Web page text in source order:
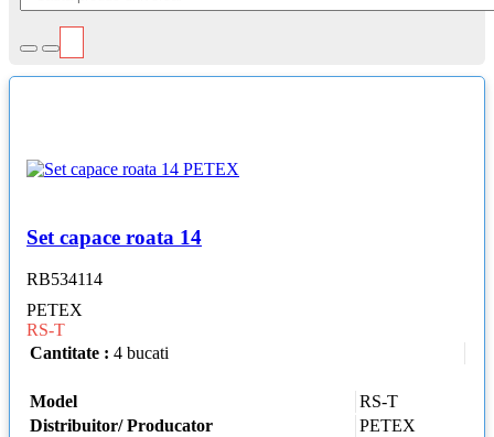
Set capace roata 14
RB534114
PETEX
RS-T
Cantitate : 4 bucati
Model
RS-T
Distribuitor/ Producator
PETEX